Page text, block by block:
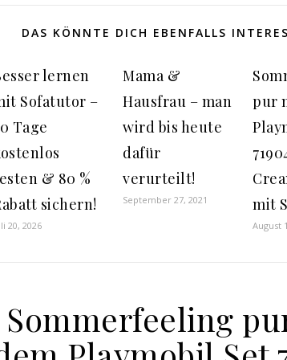
DAS KÖNNTE DICH EBENFALLS
lernen
Sofatutor –
Tage
& 80 %
sichern!
20, 2026
Mama &
Hausfrau – man
wird bis heute
dafür
verurteilt!
September 27, 2021
pur
mit
August
Sommerfeeling